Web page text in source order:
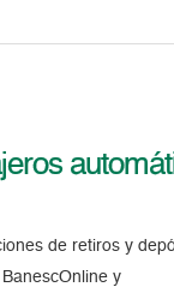
de retiros y
y